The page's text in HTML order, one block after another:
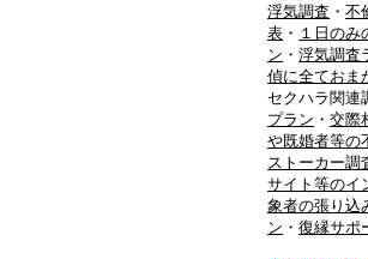
浮気調査 ・不
表 ・ １日のみ
ン ・浮気調査
偵に全ておま
セクハラ関連
プラン ・交際
や既婚者等の
ストーカー調
サイト等のイ
象者の張り込
ン ・復縁サポ